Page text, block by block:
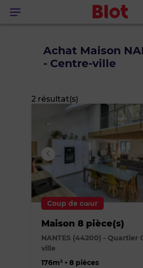
Menu
Achat Maison
- Centre-ville
2 résultat(s)
Coup de cœur
Maison 8 pièce(s)
NANTES (44200) - Quartier
ville
176m² • 8 pièces